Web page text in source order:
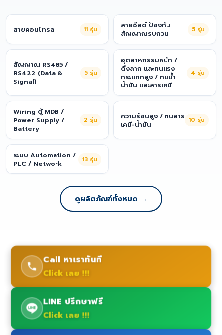
สายคอนโทรล 11 รุ่น
สายชีลด์ ป้องกัน
สัญญาณรบกวน
5 รุ่น
สัญญาณ RS485 /
RS422 (Data &
Signal)
5 รุ่น
อุตสาหกรรมหนัก /
ดึงลาก และทนแรง
กระแทกสูง / ทนน้ำ
น้ำมัน และสารเคมี
4 รุ่น
Wiring ตู้ MDB /
Power Supply /
Battery
2 รุ่น
ความร้อนสูง / ทนสาร
เคมี-น้ำมัน
10 รุ่น
ระบบ Automation /
PLC / Network
13 รุ่น
ดูผลิตภัณฑ์ทั้งหมด →
Call หาเราทันที
Click เลย !!!
LINE ปรึกษาฟรี
Click เลย !!!